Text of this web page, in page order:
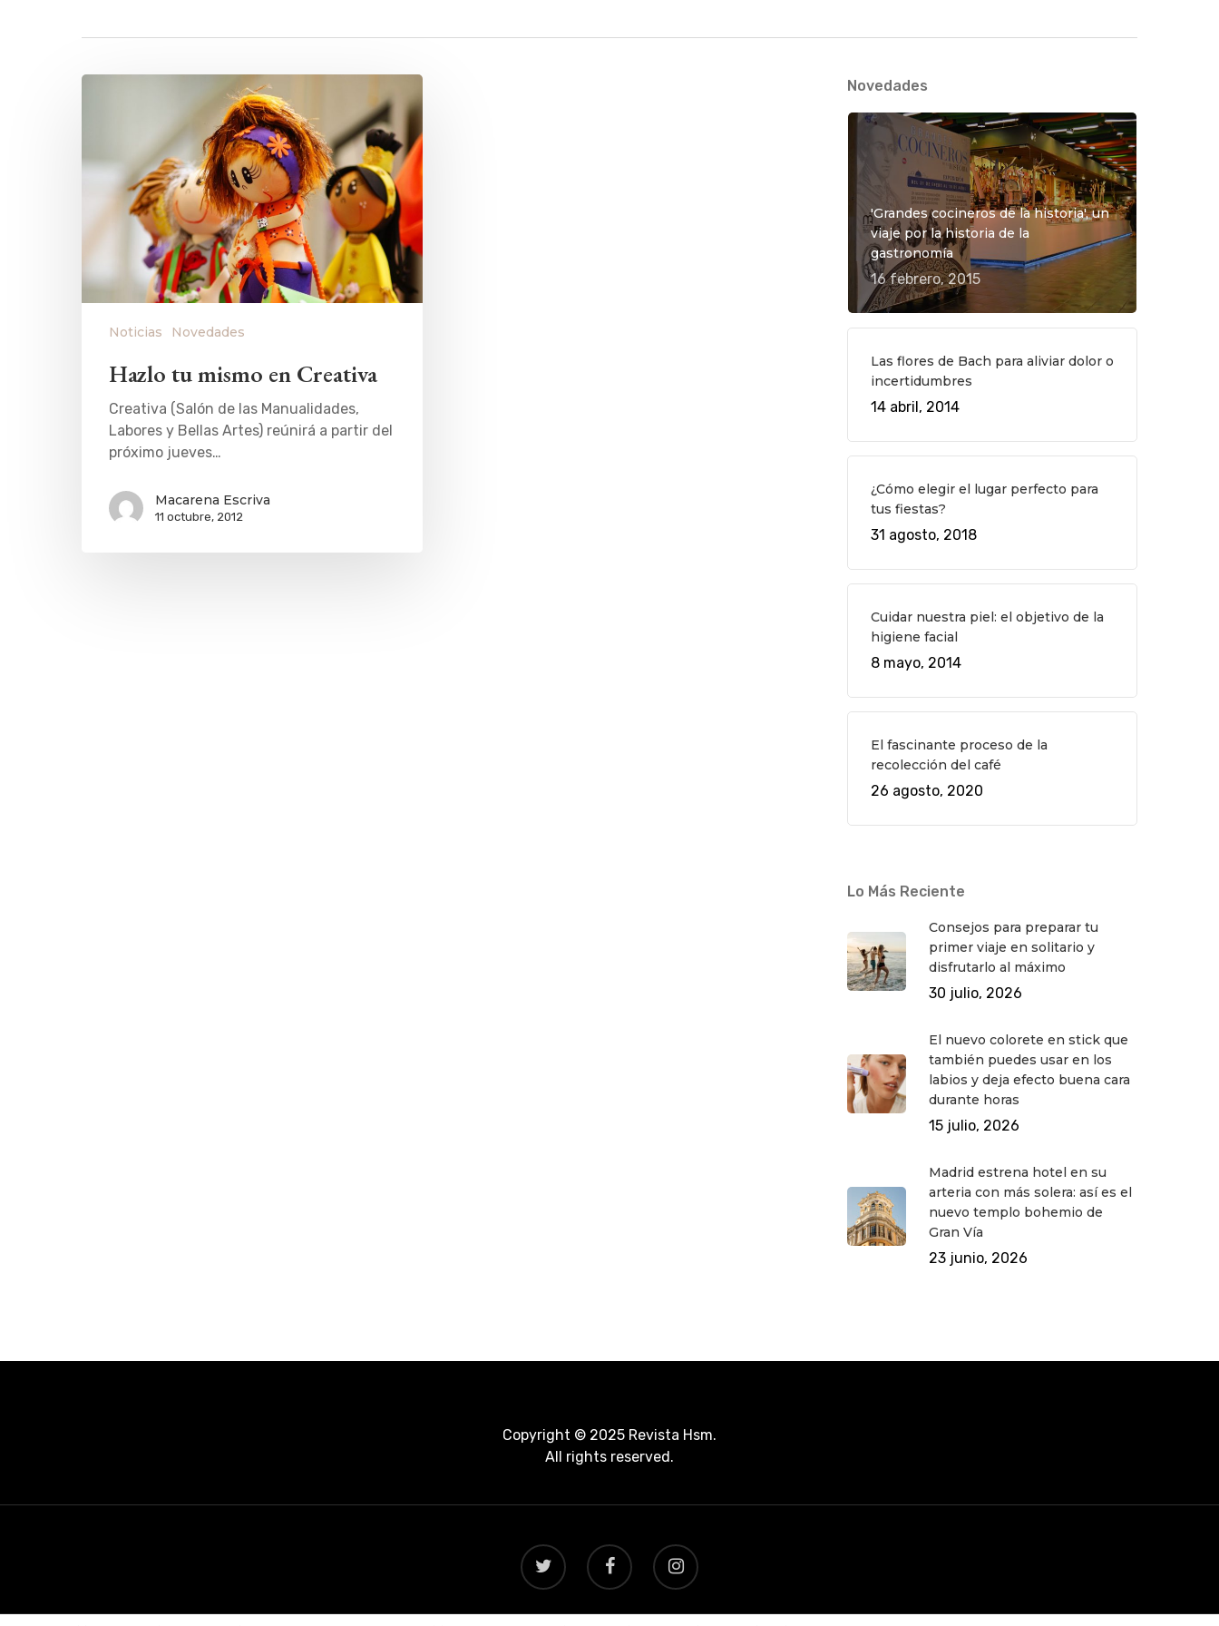
Noticias Novedades
Hazlo tu mismo en Creativa
Creativa (Salón de las Manualidades,
Labores y Bellas Artes) reúnirá a partir del
próximo jueves…
Macarena Escriva
11 octubre, 2012
Novedades
'Grandes cocineros de la historia', un
viaje por la historia de la
gastronomía
16 febrero, 2015
Las flores de Bach para aliviar dolor o
incertidumbres
14 abril, 2014
¿Cómo elegir el lugar perfecto para
tus fiestas?
31 agosto, 2018
Cuidar nuestra piel: el objetivo de la
higiene facial
8 mayo, 2014
El fascinante proceso de la
recolección del café
26 agosto, 2020
Lo Más Reciente
Consejos para preparar tu
primer viaje en solitario y
disfrutarlo al máximo
30 julio, 2026
El nuevo colorete en stick que
también puedes usar en los
labios y deja efecto buena cara
durante horas
15 julio, 2026
Madrid estrena hotel en su
arteria con más solera: así es el
nuevo templo bohemio de
Gran Vía
23 junio, 2026
Copyright © 2025 Revista Hsm.
All rights reserved.